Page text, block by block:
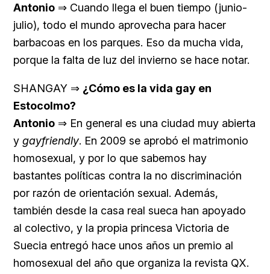
Antonio ⇒ Cuando llega el buen tiempo (junio-
julio), todo el mundo aprovecha para hacer
barbacoas en los parques. Eso da mucha vida,
porque la falta de luz del invierno se hace notar.
SHANGAY ⇒ ¿Cómo es la vida gay en
Estocolmo?
Antonio ⇒ En general es una ciudad muy abierta
y gayfriendly. En 2009 se aprobó el matrimonio
homosexual, y por lo que sabemos hay
bastantes políticas contra la no discriminación
por razón de orientación sexual. Además,
también desde la casa real sueca han apoyado
al colectivo, y la propia princesa Victoria de
Suecia entregó hace unos años un premio al
homosexual del año que organiza la revista QX.